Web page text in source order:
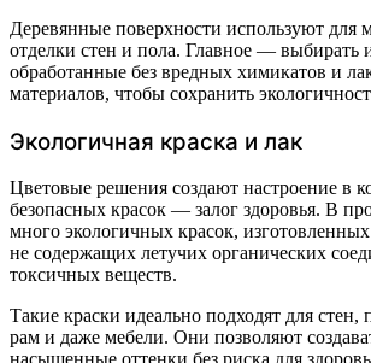
Деревянные поверхности используют для
отделки стен и пола. Главное — выбирать
обработанные без вредных химикатов и
материалов, чтобы сохранить
Экологичная краска и лак
Цветовые решения создают настроение в
безопасных красок — залог здоровья. В
много экологичных красок,
не содержащих летучих органических
токсичных веществ.
Такие краски идеально подходят для стен,
рам и даже мебели. Они позволяют